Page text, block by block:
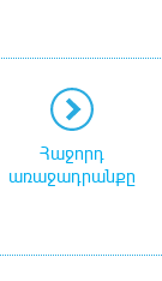
Հաջորդ
առաջադրանքը